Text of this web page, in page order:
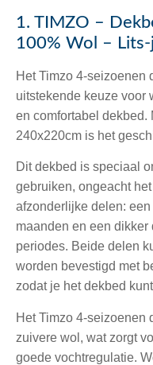
1. TIMZO –
100% Wol –
Het Timzo 4-seizoenen
uitstekende keuze voor
en comfortabel dekbed.
240x220cm is het
Dit dekbed is speciaal
gebruiken, ongeacht
afzonderlijke delen:
maanden en een
periodes. Beide delen
worden bevestigd met
zodat je het dekbed
Het Timzo 4-seizoenen
zuivere wol, wat zorgt
goede vochtregulatie.